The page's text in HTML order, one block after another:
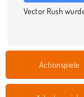
Vector Rush
Actionspiele